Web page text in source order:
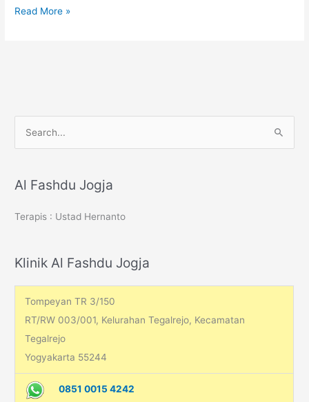
Kolesterol
Read More »
r
h
Al Fashdu Jogja
Terapis : Ustad Hernanto
Klinik Al Fashdu Jogja
Tompeyan TR 3/150
RT/RW 003/001, Kelurahan Tegalrejo, Kecamatan
Tegalrejo
Yogyakarta 55244
0851 0015 4242